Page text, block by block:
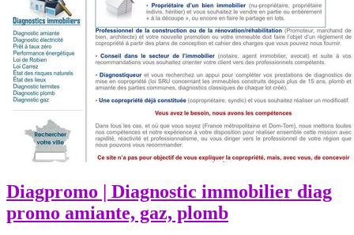
Diagpromo | Diagnostic immobilier diag
promo amiante, gaz, plomb